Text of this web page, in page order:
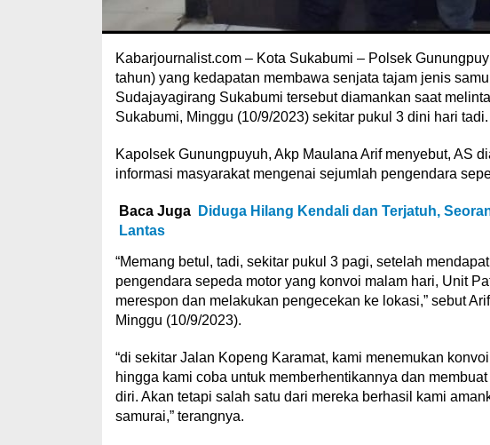
Kabarjournalist.com – Kota Sukabumi – Polsek
tahun) yang kedapatan membawa senjata tajam jenis
Sudajayagirang Sukabumi tersebut diamankan saat
Sukabumi, Minggu (10/9/2023) sekitar pukul 3 dini hari tadi.
Kapolsek Gunungpuyuh, Akp Maulana Arif menyebut, AS
informasi masyarakat mengenai sejumlah pengendara
Baca Juga
Diduga Hilang Kendali dan Terjatuh,
Lantas
“Memang betul, tadi, sekitar pukul 3 pagi, setelah
pengendara sepeda motor yang konvoi malam hari, Unit
merespon dan melakukan pengecekan ke lokasi,” sebut
Minggu (10/9/2023).
“di sekitar Jalan Kopeng Karamat, kami menemukan
hingga kami coba untuk memberhentikannya dan
diri. Akan tetapi salah satu dari mereka berhasil kami
samurai,” terangnya.